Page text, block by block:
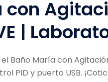
con
|
Baño María con
PID y puerto USB.